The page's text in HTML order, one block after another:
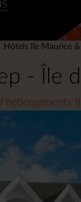
Hôtels Ile Maurice
- Île